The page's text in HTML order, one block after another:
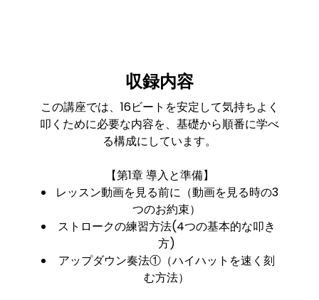
収録内容
この講座では、16ビートを安定して気持ちよく
叩くために必要な内容を、基礎から順番に学べ
る構成にしています。
【第1章 導入と準備】
レッスン動画を見る前に（動画を見る時の3
つのお約束）
ストロークの練習方法(4つの基本的な叩き
方)
アップダウン奏法①（ハイハットを速く刻
む方法）